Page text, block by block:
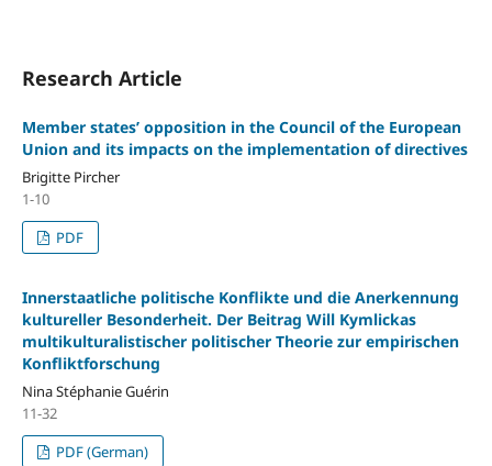
Research Article
Member states’ opposition in the Council of the European
Union and its impacts on the implementation of directives
Brigitte Pircher
1-10
PDF
Innerstaatliche politische Konflikte und die Anerkennung
kultureller Besonderheit. Der Beitrag Will Kymlickas
multikulturalistischer politischer Theorie zur empirischen
Konfliktforschung
Nina Stéphanie Guérin
11-32
PDF (German)